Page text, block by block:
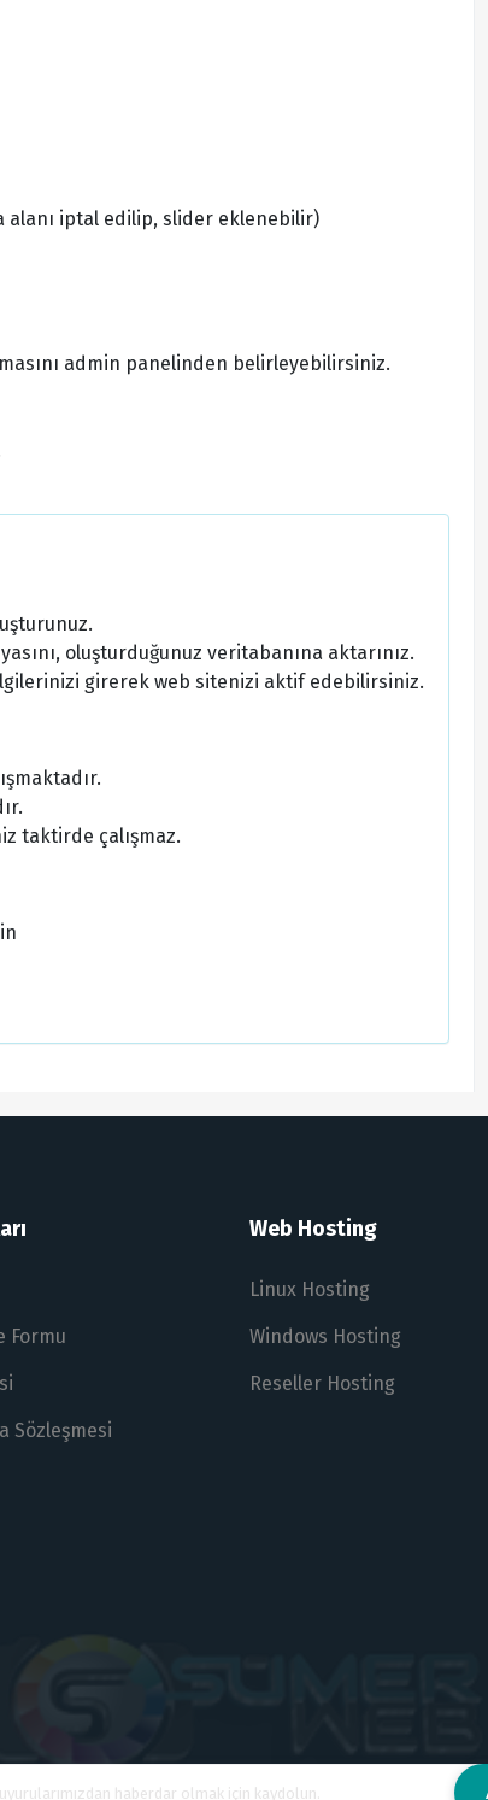
alanı iptal edilip, slider eklenebilir)
admin panelinden belirleyebilirsiniz.
oluşturduğunuz veritabanına aktarınız.
girerek web sitenizi aktif edebilirsiniz.
taktirde çalışmaz.
Formu
Sözleşmesi
Web Hosting
Linux Hosting
Windows Hosting
Reseller Hosting